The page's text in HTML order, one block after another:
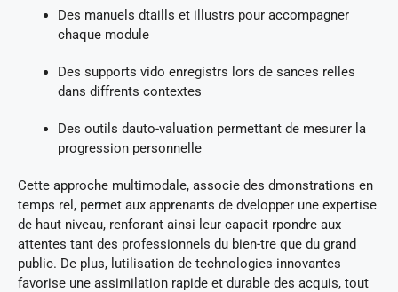
Des manuels dtaills et illustrs pour accompagner
chaque module
Des supports vido enregistrs lors de sances relles
dans diffrents contextes
Des outils dauto-valuation permettant de mesurer la
progression personnelle
Cette approche multimodale, associe des dmonstrations en
temps rel, permet aux apprenants de dvelopper une expertise
de haut niveau, renforant ainsi leur capacit rpondre aux
attentes tant des professionnels du bien-tre que du grand
public. De plus, lutilisation de technologies innovantes
favorise une assimilation rapide et durable des acquis, tout